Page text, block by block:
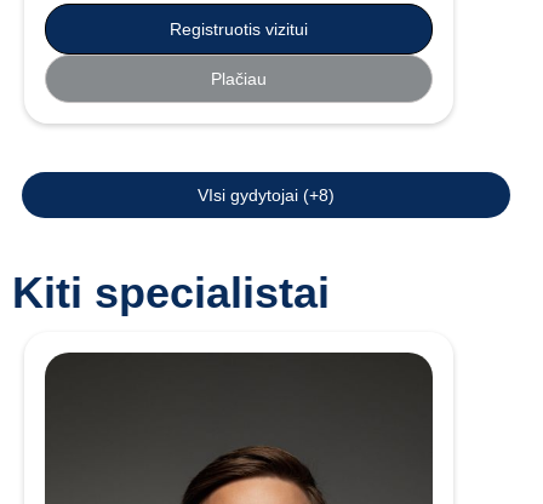
Registruotis vizitui
Plačiau
VIsi gydytojai (+8)
Kiti specialistai